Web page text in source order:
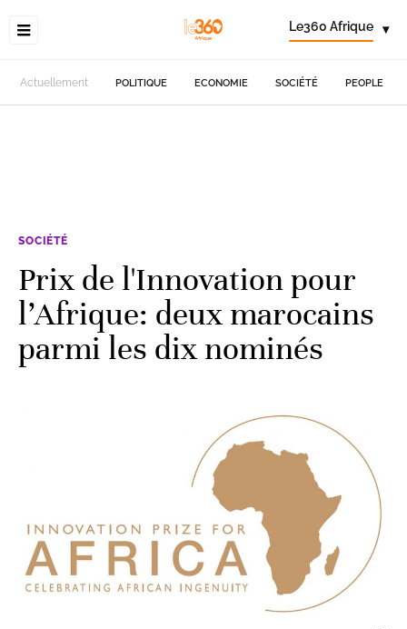
Le360 Afrique ▾
Actuellement POLITIQUE ECONOMIE SOCIÉTÉ PEOPLE
SOCIÉTÉ
Prix de l'Innovation pour
l’Afrique: deux marocains
parmi les dix nominés